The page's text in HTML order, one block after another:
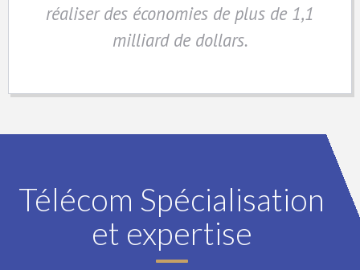
réaliser des économies de plus de 1,1
milliard de dollars.
Télécom Spécialisation
et expertise